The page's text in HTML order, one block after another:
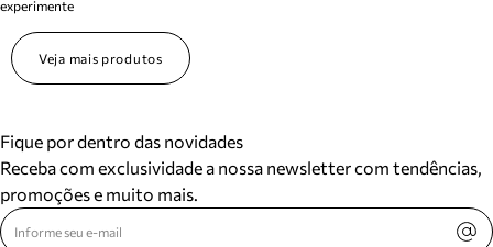
experimente
Veja mais produtos
Fique por dentro das novidades
Receba com exclusividade a nossa newsletter com tendências,
promoções e muito mais.